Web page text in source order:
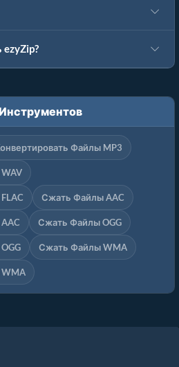
Файлы MP3
Сжать Файлы AAC
Сжать Файлы OGG
Сжать Файлы WMA